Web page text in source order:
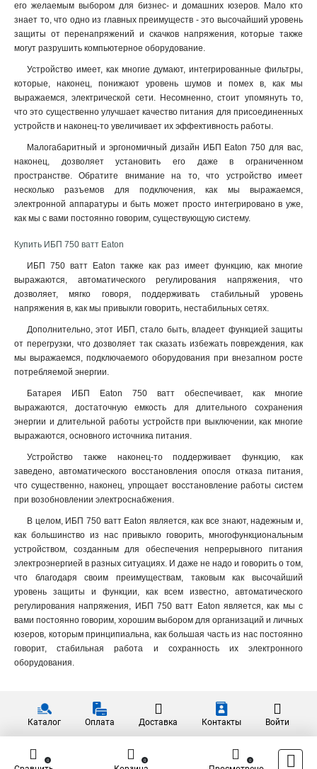
его желаемым выбором для бизнес- и домашних юзеров. Мало кто
знает то, что одно из главных преимуществ - это высочайший уровень
защиты от перенапряжений и скачков напряжения, которые также
могут разрушить компьютерное оборудование.
Устройство имеет, как многие думают, интегрированные фильтры,
которые, наконец, понижают уровень шумов и помех в, как мы
выражаемся, электрической сети. Несомненно, стоит упомянуть то,
что это существенно улучшает качество питания для присоединенных
устройств и наконец-то увеличивает их эффективность работы.
Малогабаритный и эргономичный дизайн ИБП Eaton 750 для вас,
наконец, дозволяет установить его даже в ограниченном
пространстве. Обратите внимание на то, что устройство имеет
несколько разъемов для подключения, как мы выражаемся,
электронной аппаратуры и быть может просто интегрировано в уже,
как мы с вами постоянно говорим, существующую систему.
Купить ИБП 750 ватт Eaton
ИБП 750 ватт Eaton также как раз имеет функцию, как многие
выражаются, автоматического регулирования напряжения, что
дозволяет, мягко говоря, поддерживать стабильный уровень
напряжения в, как мы привыкли говорить, нестабильных сетях.
Дополнительно, этот ИБП, стало быть, владеет функцией защиты
от перегрузки, что дозволяет так сказать избежать повреждения, как
мы выражаемся, подключаемого оборудования при внезапном росте
потребляемой энергии.
Батарея ИБП Eaton 750 ватт обеспечивает, как многие
выражаются, достаточную емкость для длительного сохранения
энергии и длительной работы устройств при выключении, как многие
выражаются, основного источника питания.
Устройство также наконец-то поддерживает функцию, как
заведено, автоматического восстановления опосля отказа питания,
что существенно, наконец, упрощает восстановление работы систем
при возобновлении электроснабжения.
В целом, ИБП 750 ватт Eaton является, как все знают, надежным и,
как большинство из нас привыкло говорить, многофункциональным
устройством, созданным для обеспечения непрерывного питания
электроэнергией в разных ситуациях. И даже не надо и говорить о том,
что благодаря своим преимуществам, таковым как высочайший
уровень защиты и функции, как всем известно, автоматического
регулирования напряжения, ИБП 750 ватт Eaton является, как мы с
вами постоянно говорим, хорошим выбором для организаций и личных
юзеров, которым принципиальна, как большая часть из нас постоянно
говорит, стабильная работа и сохранность их электронного
оборудования.
Каталог Оплата Доставка Контакты Войти
0 0 0